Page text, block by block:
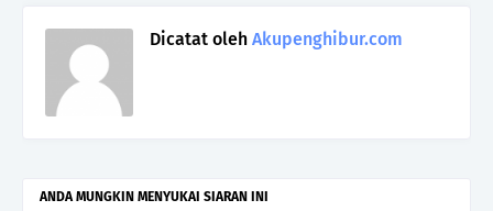
Dicatat oleh Akupenghibur.com
ANDA MUNGKIN MENYUKAI SIARAN INI